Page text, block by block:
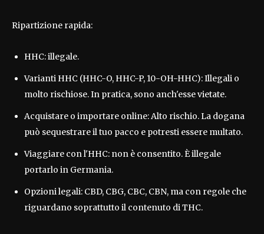
Ripartizione rapida:
HHC: illegale.
Varianti HHC (HHC-O, HHC-P, 10-OH-HHC): Illegali o
molto rischiose. In pratica, sono anch'esse vietate.
Acquistare o importare online: Alto rischio. La dogana
può sequestrare il tuo pacco e potresti essere multato.
Viaggiare con l'HHC: non è consentito. È illegale
portarlo in Germania.
Opzioni legali: CBD, CBG, CBC, CBN, ma con regole che
riguardano soprattutto il contenuto di THC.